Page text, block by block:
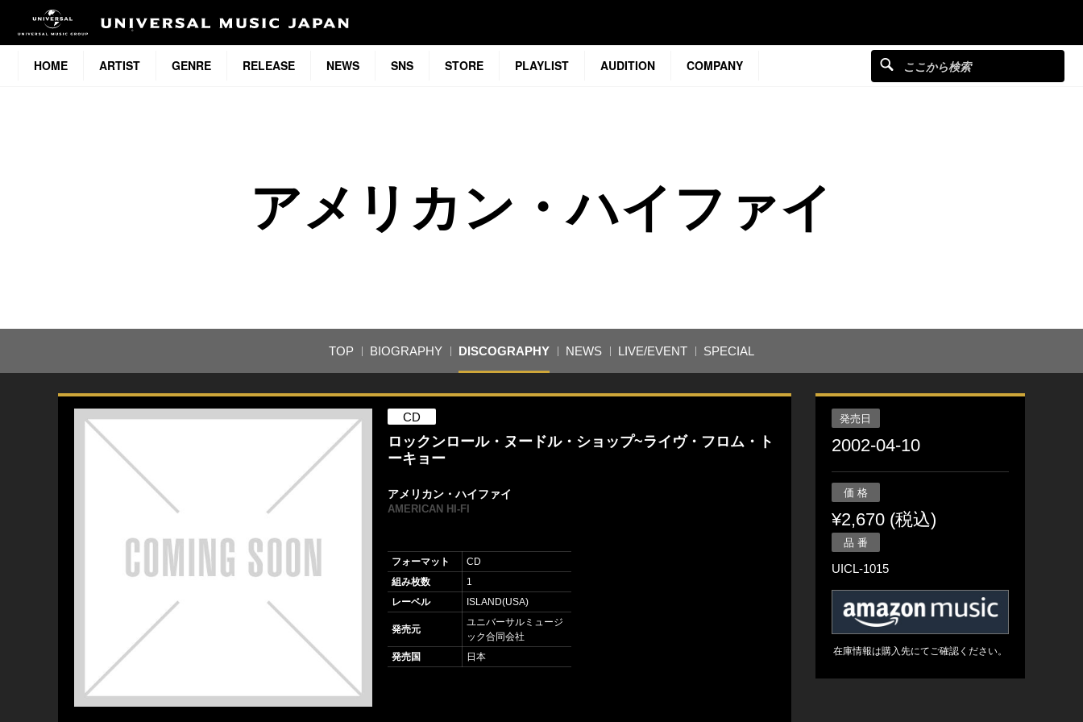
HOME ARTIST GENRE RELEASE NEWS SNS STORE PLAYLIST AUDITION COMPANY
アメリカン・ハイファイ
TOP BIOGRAPHY DISCOGRAPHY NEWS LIVE/EVENT SPECIAL
CD
ロックンロール・ヌードル・ショップ~ライヴ・フロム・ト
ーキョー
アメリカン・ハイファイ
AMERICAN HI-FI
フォーマット
CD
組み枚数
1
レーベル
ISLAND(USA)
発売元
ユニバーサルミュージ
ック合同会社
発売国
日本
発売日
2002-04-10
価 格
¥2,670 (税込)
品 番
UICL-1015
在庫情報は購入先にてご確認ください。